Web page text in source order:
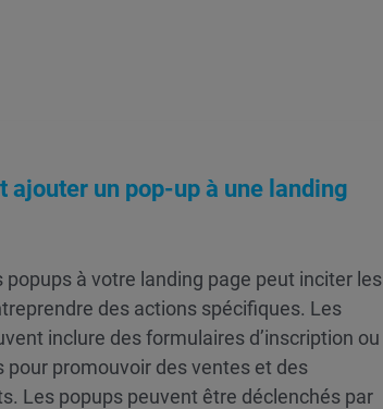
ajouter un pop-up à une landing
popups à votre landing page peut inciter les
des actions spécifiques. Les
inclure des formulaires d’inscription ou
pour promouvoir des ventes et des
Les popups peuvent être déclenchés par